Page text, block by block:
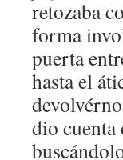
retozaba
forma
puerta
hasta el
dio cuenta